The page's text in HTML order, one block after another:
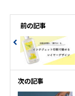
前の記事
次の記事